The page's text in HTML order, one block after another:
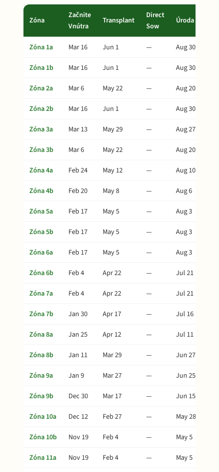
Zóna
Začnite
Vnútra
Transplant
Direct
Sow
Úroda
Zóna 1a Mar 16 Jun 1 —
Aug 30
Zóna 1b
Mar 16 Jun 1 —
Aug 30
Zóna 2a
Mar 6 May 22 —
Aug 20
Zóna 2b
Mar 16 Jun 1 —
Aug 30
Zóna 3a
Mar 13 May 29 —
Aug 27
Zóna 3b
Mar 6 May 22 —
Aug 20
Zóna 4a
Feb 24 May 12 —
Aug 10
Zóna 4b
Feb 20 May 8 —
Aug 6
Zóna 5a
Feb 17 May 5 —
Aug 3
Zóna 5b
Feb 17 May 5 —
Aug 3
Zóna 6a
Feb 17 May 5 —
Aug 3
Zóna 6b
Feb 4 Apr 22 —
Jul 21
Zóna 7a
Feb 4 Apr 22 —
Jul 21
Zóna 7b
Jan 30 Apr 17 —
Jul 16
Zóna 8a
Jan 25 Apr 12 —
Jul 11
Zóna 8b
Jan 11 Mar 29 —
Jun 27
Zóna 9a
Jan 9 Mar 27 —
Jun 25
Zóna 9b
Dec 30 Mar 17 —
Jun 15
Zóna 10a
Dec 12 Feb 27 —
May 28
Zóna 10b
Nov 19 Feb 4 —
May 5
Zóna 11a
Nov 19 Feb 4 — May 5